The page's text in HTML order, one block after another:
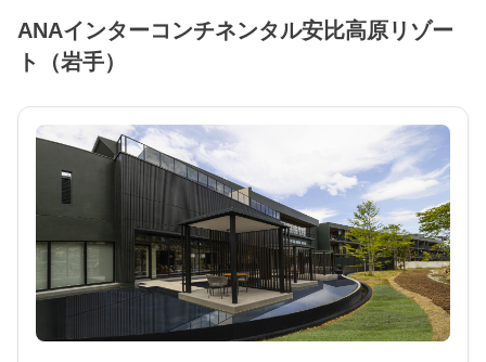
ANAインターコンチネンタル安比高原リゾー
ト（岩手）